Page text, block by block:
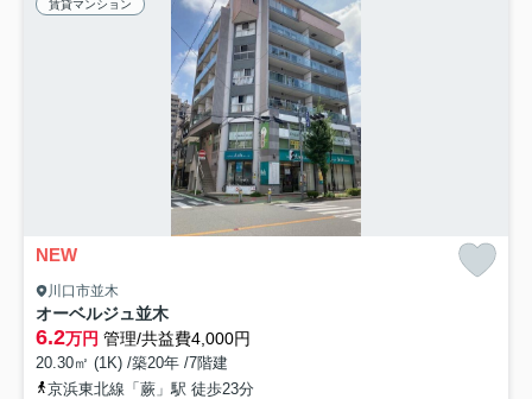
賃貸マンション
NEW
川口市並木
オーベルジュ並木
6.2万円 管理/共益費4,000円
20.30㎡ (1K) /築20年 /7階建
京浜東北線「蕨」駅 徒歩23分